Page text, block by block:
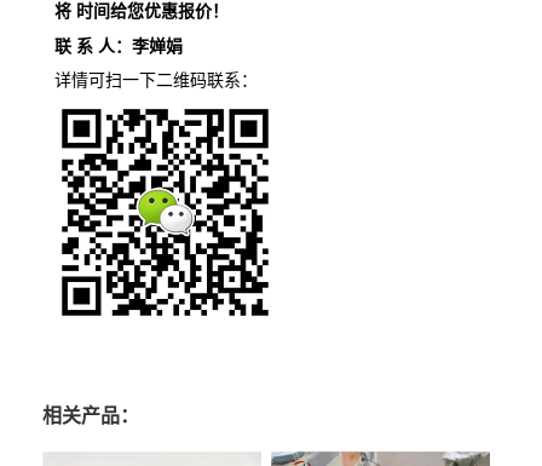
将 时间给您优惠报价！
联 系 人：李婵娟
详情可扫一下二维码联系：
相关产品：